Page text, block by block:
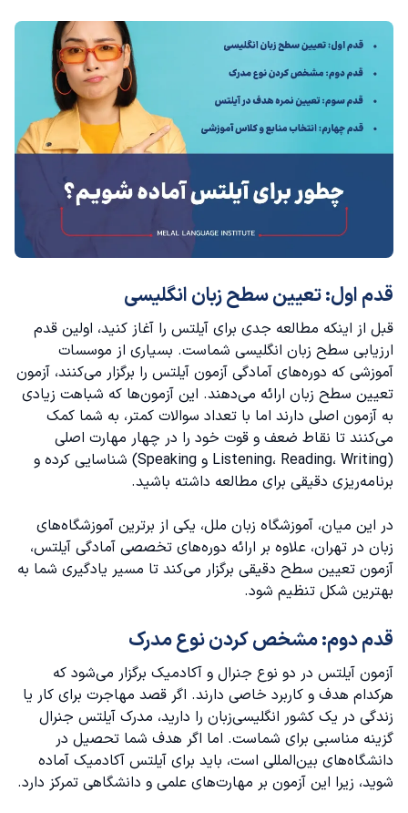
قدم اول: تعیین سطح زبان انگلیسی
قبل از اینکه مطالعه جدی برای آیلتس را آغاز کنید، اولین قدم
ارزیابی سطح زبان انگلیسی شماست. بسیاری از موسسات
آموزشی که دوره‌های آمادگی آزمون آیلتس را برگزار می‌کنند، آزمون
تعیین سطح زبان ارائه می‌دهند. این آزمون‌ها که شباهت زیادی
به آزمون اصلی دارند اما با تعداد سوالات کمتر، به شما کمک
می‌کنند تا نقاط ضعف و قوت خود را در چهار مهارت اصلی
(Listening، Reading، Writing و Speaking) شناسایی کرده و
برنامه‌ریزی دقیقی برای مطالعه داشته باشید.
در این میان، آموزشگاه زبان ملل، یکی از برترین آموزشگاه‌های
زبان در تهران، علاوه بر ارائه دوره‌های تخصصی آمادگی آیلتس،
آزمون تعیین سطح دقیقی برگزار می‌کند تا مسیر یادگیری شما به
بهترین شکل تنظیم شود.
قدم دوم: مشخص کردن نوع مدرک
آزمون آیلتس در دو نوع جنرال و آکادمیک برگزار می‌شود که
هرکدام هدف و کاربرد خاصی دارند. اگر قصد مهاجرت برای کار یا
زندگی در یک کشور انگلیسی‌زبان را دارید، مدرک آیلتس جنرال
گزینه مناسبی برای شماست. اما اگر هدف شما تحصیل در
دانشگاه‌های بین‌المللی است، باید برای آیلتس آکادمیک آماده
شوید، زیرا این آزمون بر مهارت‌های علمی و دانشگاهی تمرکز دارد.